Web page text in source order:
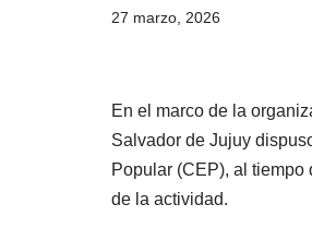
27 marzo, 2026
En el marco de la
Salvador de Jujuy
Popular (CEP), al
de la actividad.